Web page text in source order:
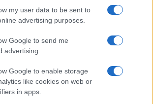
my user data to be sent to
advertising purposes.
Google to send me
advertising.
Google to enable storage
like cookies on web or
in apps.
regolamento essenziale, spaziature e drill